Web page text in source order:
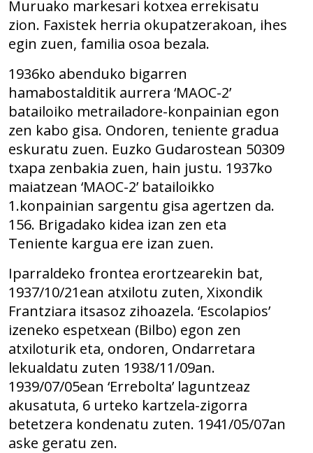
Muruako markesari kotxea errekisatu
zion. Faxistek herria okupatzerakoan, ihes
egin zuen, familia osoa bezala.
1936ko abenduko bigarren
hamabostalditik aurrera ‘MAOC-2’
batailoiko metrailadore-konpainian egon
zen kabo gisa. Ondoren, teniente gradua
eskuratu zuen. Euzko Gudarostean 50309
txapa zenbakia zuen, hain justu. 1937ko
maiatzean ‘MAOC-2’ batailoikko
1.konpainian sargentu gisa agertzen da.
156. Brigadako kidea izan zen eta
Teniente kargua ere izan zuen.
Iparraldeko frontea erortzearekin bat,
1937/10/21ean atxilotu zuten, Xixondik
Frantziara itsasoz zihoazela. ‘Escolapios’
izeneko espetxean (Bilbo) egon zen
atxiloturik eta, ondoren, Ondarretara
lekualdatu zuten 1938/11/09an.
1939/07/05ean ‘Errebolta’ laguntzeaz
akusatuta, 6 urteko kartzela-zigorra
betetzera kondenatu zuten. 1941/05/07an
aske geratu zen.